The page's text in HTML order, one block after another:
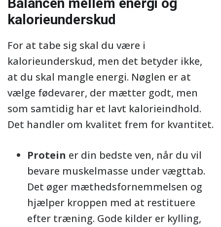
kalorieunderskud
For at tabe sig skal du være i
kalorieunderskud, men det betyder ikke,
at du skal mangle energi. Nøglen er at
vælge fødevarer, der mætter godt, men
som samtidig har et lavt kalorieindhold.
Det handler om kvalitet frem for kvantitet.
Protein er din bedste ven, når du vil
bevare muskelmasse under vægttab.
Det øger mæthedsfornemmelsen og
hjælper kroppen med at restituere
efter træning. Gode kilder er kylling,